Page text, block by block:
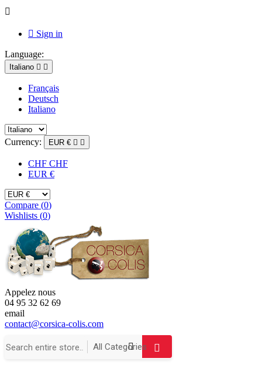

 Sign in
Language:
Italiano  
Français
Deutsch
Italiano
Currency: EUR €  
CHF CHF
EUR €
Compare (0)
Wishlists (0)
Appelez nous
04 95 32 62 69
email
contact@corsica-colis.com